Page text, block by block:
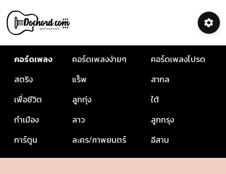
คอร์ดเพลง คอร์ดเพลงง่ายๆ
คอร์ดเพลงโปรด
สตริง
แร็พ
สากล
เพื่อชีวิต
ลูกทุ่ง
ใต้
กำเมือง
ลาว
ลูกกรุง
การ์ตูน
ละคร/ภาพยนตร์ อีสาน